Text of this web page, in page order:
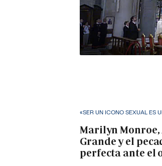
«SER UN ICONO SEXUAL ES
Marilyn
Grande y el
perfecta ante el